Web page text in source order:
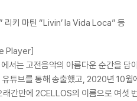
키 마틴 “Livin’ la Vida Loca” 등
Player]
는 고전음악의 아름다운 순간을 담
유튜브를 통해 송출했고, 2020년
간만에 2CELLOS의 이름으로 여